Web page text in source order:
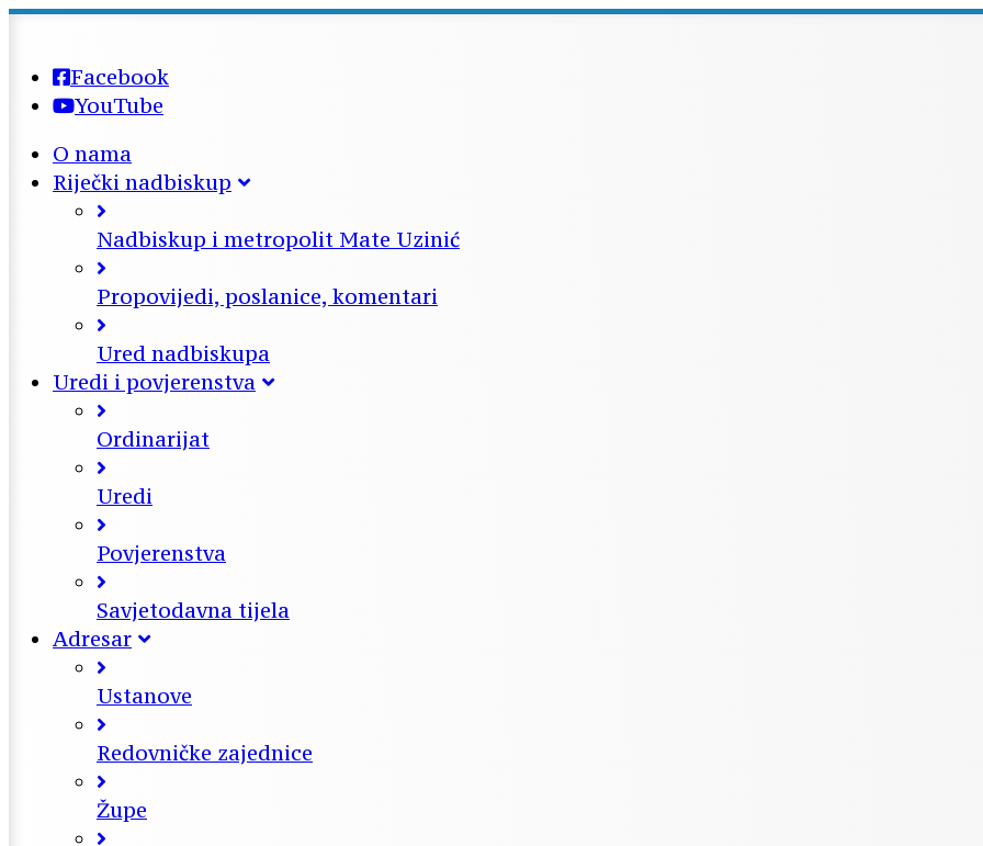
Facebook
YouTube
O nama
Riječki nadbiskup
Nadbiskup i metropolit Mate Uzinić
Propovijedi, poslanice, komentari
Ured nadbiskupa
Uredi i povjerenstva
Ordinarijat
Uredi
Povjerenstva
Savjetodavna tijela
Adresar
Ustanove
Redovničke zajednice
Župe